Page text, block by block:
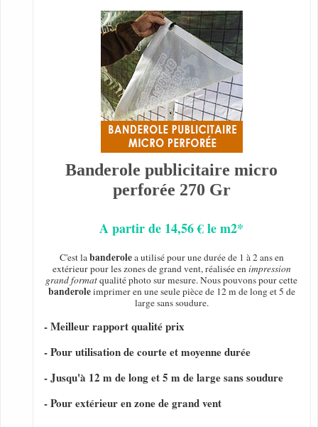
Banderole publicitaire micro
perforée 270 Gr
A partir de 14,56 € le m2*
C'est labanderolea utilisé pour une durée de 1 à 2 ans en
extérieur pour les zones de grand vent, réalisée enimpression
grand formatqualité photo sur mesure. Nous pouvons pour cette
banderoleimprimer en une seule pièce de 12 m de long et 5 de
large sans soudure.
- Meilleur rapport qualité prix
- Pour utilisation de courte et moyenne durée
- Jusqu'à 12 m de long et 5 m de large sans soudure
- Pour extérieur en zone de grand vent